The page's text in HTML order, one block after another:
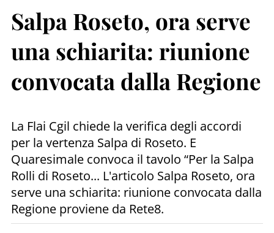
Salpa Roseto, ora serve
una schiarita: riunione
convocata dalla Regione
La Flai Cgil chiede la verifica degli accordi
per la vertenza Salpa di Roseto. E
Quaresimale convoca il tavolo “Per la Salpa
Rolli di Roseto... L'articolo Salpa Roseto, ora
serve una schiarita: riunione convocata dalla
Regione proviene da Rete8.